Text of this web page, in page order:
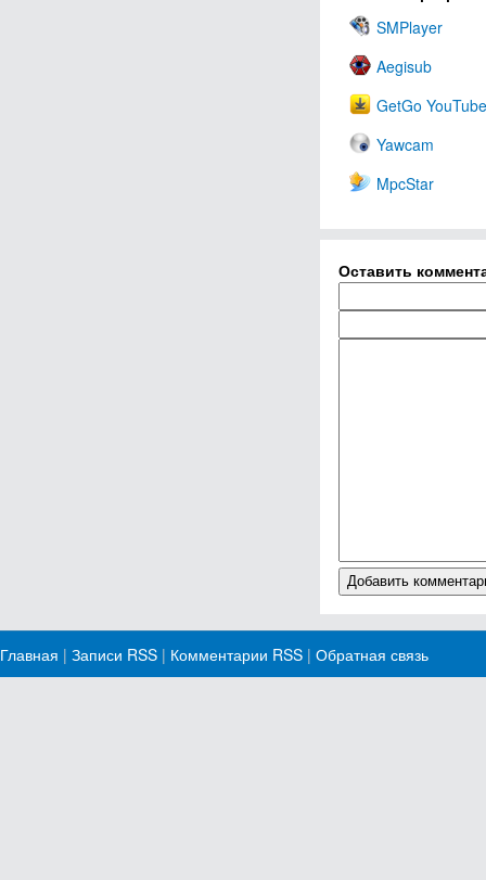
SMPlayer
Aegisub
GetGo
Yawcam
MpcStar
Оставить
Главная | Записи RSS | Комментарии RSS | Обратная связь